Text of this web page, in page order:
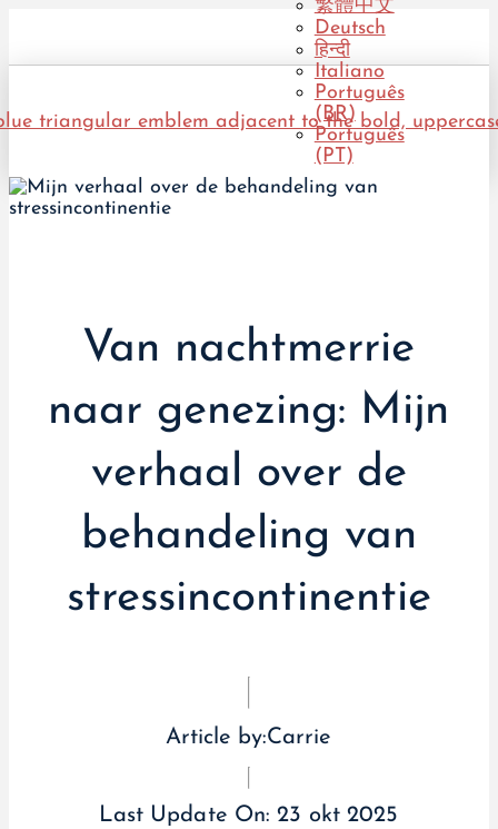
繁體中文
Deutsch
हिन्दी
Italiano
Português
(BR)
Português
(PT)
Van nachtmerrie
naar genezing: Mijn
verhaal over de
behandeling van
stressincontinentie
Article by:Carrie
Last Update On:23 okt 2025